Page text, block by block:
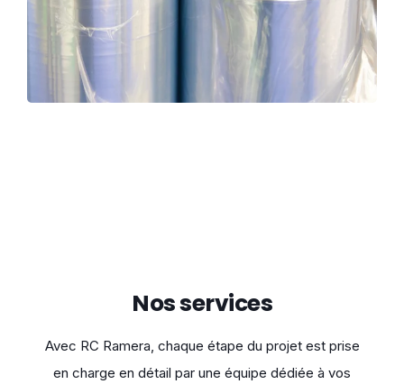
Nos services
Avec RC Ramera, chaque étape du projet est prise
en charge en détail par une équipe dédiée à vos